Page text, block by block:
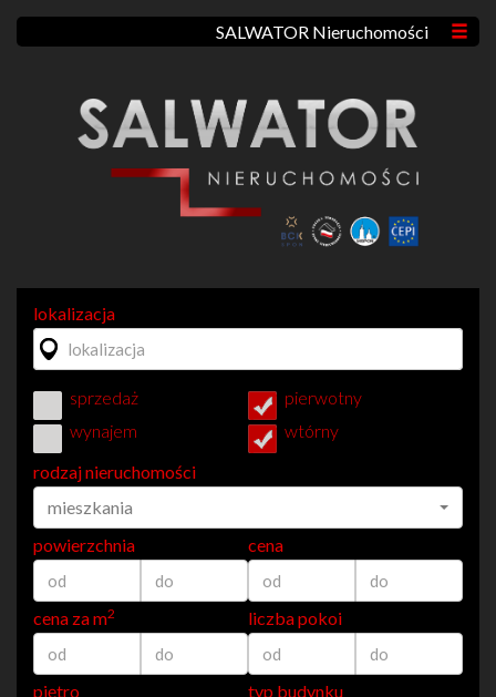
SALWATOR Nieruchomości
lokalizacja
sprzedaż
wynajem
pierwotny
wtórny
rodzaj nieruchomości
mieszkania
powierzchnia
cena
cena za m2 liczba pokoi
piętro
typ budynku